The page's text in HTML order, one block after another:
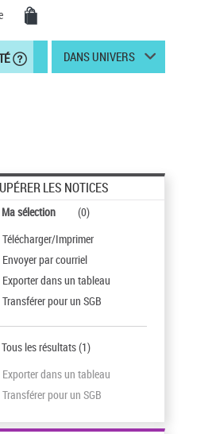
DANS UNIVERS
LES NOTICES
Ma sélection (0)
Télécharger/Imprimer
Envoyer par courriel
Exporter dans un tableau
Transférer pour un SGB
Tous les résultats(1)
Exporter dans un tableau
Transférer pour un SGB